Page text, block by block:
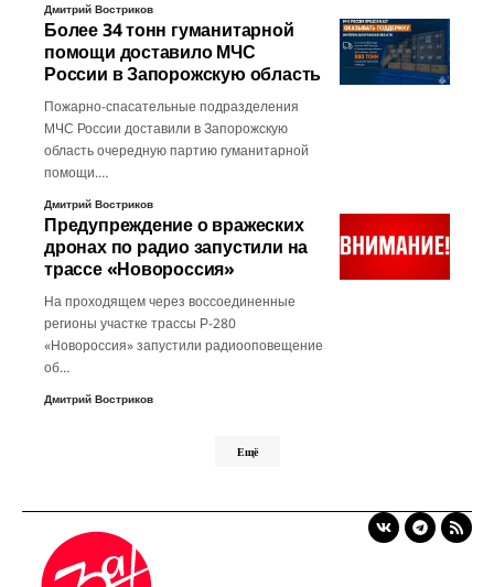
Дмитрий Востриков
Более 34 тонн гуманитарной
помощи доставило МЧС
России в Запорожскую область
Пожарно-спасательные подразделения
МЧС России доставили в Запорожскую
область очередную партию гуманитарной
помощи.…
Дмитрий Востриков
Предупреждение о вражеских
дронах по радио запустили на
трассе «Новороссия»
На проходящем через воссоединенные
регионы участке трассы Р-280
«Новороссия» запустили радиооповещение
об…
Дмитрий Востриков
Ещё